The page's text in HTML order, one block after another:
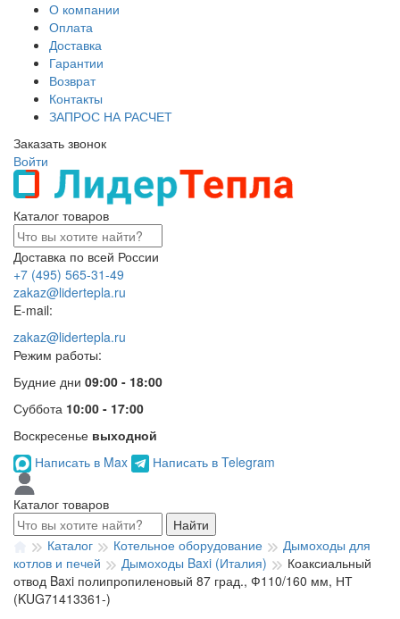
О компании
Оплата
Доставка
Гарантии
Возврат
Контакты
ЗАПРОС НА РАСЧЕТ
Заказать звонок
Войти
Каталог товаров
Доставка по всей России
+7 (495) 565-31-49
zakaz@lidertepla.ru
E-mail:
zakaz@lidertepla.ru
Режим работы:
Будние дни 09:00 - 18:00
Суббота 10:00 - 17:00
Воскресенье выходной
Написать в Max
Написать в Telegram
Каталог товаров
Найти
Каталог
Котельное оборудование
Дымоходы для
котлов и печей
Дымоходы Baxi (Италия)
Коаксиальный
отвод Baxi полипропиленовый 87 град., Ф110/160 мм, НТ
(KUG71413361-)